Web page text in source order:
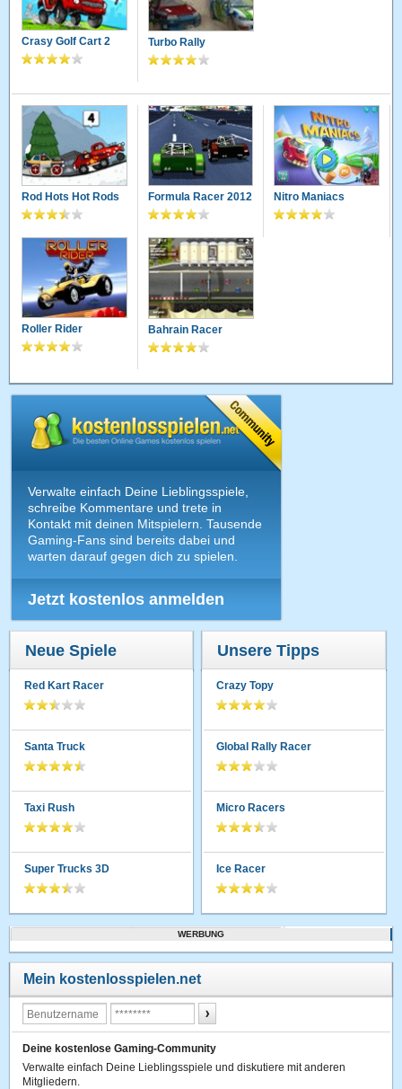
Crasy Golf Cart 2 Turbo Rally
Rod Hots Hot Rods Formula Racer 2012 Nitro Maniacs
Roller Rider Bahrain Racer
Verwalte einfach Deine Lieblingsspiele,
schreibe Kommentare und trete in
Kontakt mit deinen Mitspielern. Tausende
Gaming-Fans sind bereits dabei und
warten darauf gegen dich zu spielen.
Jetzt kostenlos anmelden
Neue Spiele
Red Kart Racer
Santa Truck
Taxi Rush
Super Trucks 3D
Unsere Tipps
Crazy Topy
Global Rally Racer
Micro Racers
Ice Racer
WERBUNG
Mein kostenlosspielen.net
Deine kostenlose Gaming-Community
Verwalte einfach Deine Lieblingsspiele und diskutiere mit anderen
Mitgliedern.